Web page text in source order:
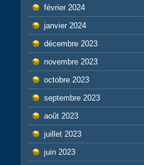
février 2024
janvier 2024
décembre 2023
novembre 2023
octobre 2023
septembre 2023
août 2023
juillet 2023
juin 2023